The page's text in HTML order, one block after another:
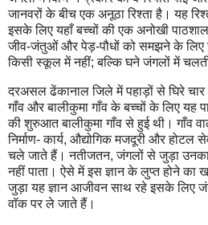
जानवरों के बीच एक अनूठा रिश्‍ता है। यह
इसके लिए यहाँ बच्चों की एक अनोखी
जीव-जंतुओं और पेड़-पौधों को समझने के लिए
किसी स्कूल में नहीं; बल्कि घने जंगलों में
दरअसल ढेंकानाल जिले में पहाड़ों से घिरे चार
गाँव और बालीकुमा गाँव के बच्चों के लिए यह
की शुरुआत बालीकुमा गाँव से हुई थी। गाँव
निर्माण- कार्य, औद्योगिक मजदूरी और होटल
चले जाते हैं। नतीजतन, जंगलों से जुड़ा उनका
नहीं पाता। ऐसे में इस ज्ञान के लुप्त होने का
जुड़ा यह ज्ञान आजीवन साथ रहे इसके लिए
वॉक पर ले जाते हैं।